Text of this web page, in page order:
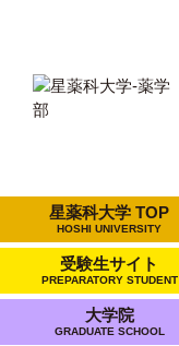
星薬科大学 TOP
HOSHI UNIVERSITY
受験生サイト
PREPARATORY STUDENT
大学院
GRADUATE SCHOOL